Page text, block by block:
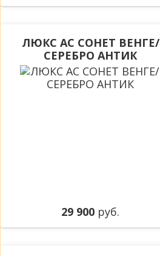
ЛЮКС АС СОНЕТ ВЕНГЕ/
СЕРЕБРО АНТИК
29 900 руб.